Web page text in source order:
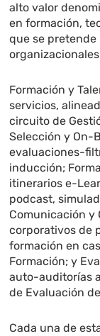
alto valor
en formación,
que se
Formación y
servicios,
circuito de
Selección y On-
evaluaciones-
inducción;
itinerarios e-
podcast,
Comunicación y
corporativos de
formación en
Formación; y
auto-auditorías
de Evaluación
Cada una de